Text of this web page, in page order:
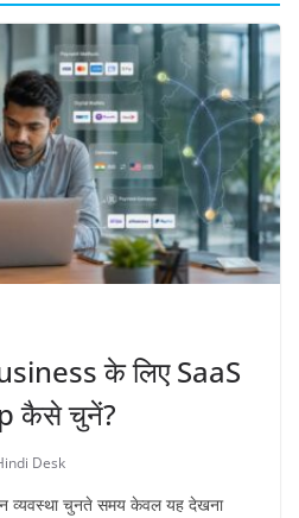
के लिए SaaS
कैसे चुनें?
Desk
व्यवस्था चुनते समय केवल यह देखना